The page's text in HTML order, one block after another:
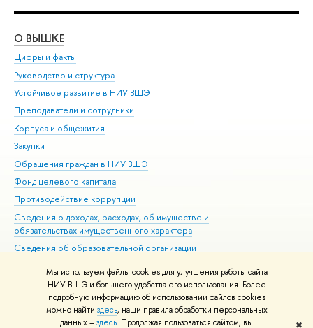
Мы используем файлы cookies для улучшения работы сайта
НИУ ВШЭ и большего удобства его использования. Более
подробную информацию об использовании файлов cookies
можно найти здесь, наши правила обработки персональных
данных –здесь. Продолжая пользоваться сайтом, вы ✖
О ВЫШКЕ
Цифры и факты
Руководство и структура
Устойчивое развитие в НИУ ВШЭ
Преподаватели и сотрудники
Корпуса и общежития
Закупки
Обращения граждан в НИУ ВШЭ
Фонд целевого капитала
Противодействие коррупции
Сведения о доходах, расходах, об имуществе и
обязательствах имущественного характера
Сведения об образовательной организации
Людям с ограниченными возможностями здоровья
Единая платежная страница
Работа в Вышке